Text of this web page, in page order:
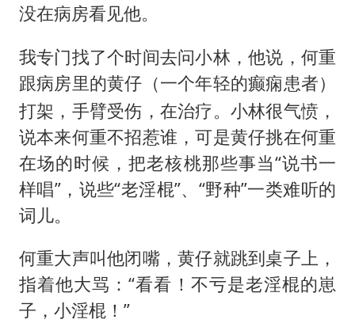
没在病房看见他。
我专门找了个时间去问小林，他说，何重
跟病房里的黄仔（一个年轻的癫痫患者）
打架，手臂受伤，在治疗。小林很气愤，
说本来何重不招惹谁，可是黄仔挑在何重
在场的时候，把老核桃那些事当“说书一
样唱”，说些“老淫棍”、“野种”一类难听的
词儿。
何重大声叫他闭嘴，黄仔就跳到桌子上，
指着他大骂：“看看！不亏是老淫棍的崽
子，小淫棍！”